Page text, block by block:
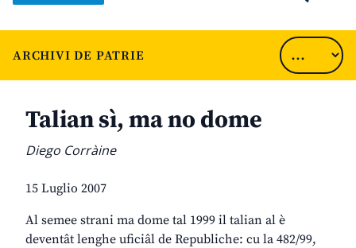
ARCHIVI DE PATRIE
Talian sì, ma no dome
Diego Corràine
15 Luglio 2007
Al semee strani ma dome tal 1999 il talian al è
deventât lenghe uficiâl de Republiche: cu la 482/99,